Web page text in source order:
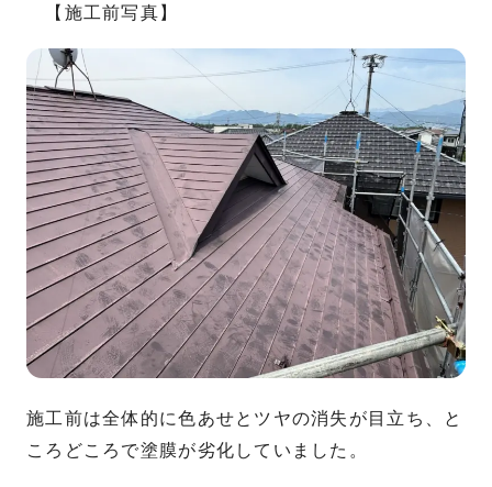
【施工前写真】
施工前は全体的に色あせとツヤの消失が目立ち、と
ころどころで塗膜が劣化していました。